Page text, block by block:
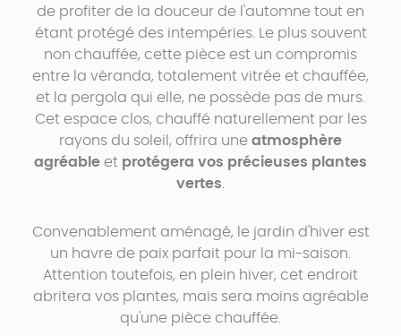
de profiter de la douceur de l'automne tout en
étant protégé des intempéries. Le plus souvent
non chauffée, cette pièce est un compromis
entre la véranda, totalement vitrée et chauffée,
et la pergola qui elle, ne possède pas de murs.
Cet espace clos, chauffé naturellement par les
rayons du soleil, offrira une atmosphère
agréable et protégera vos précieuses plantes
vertes
Convenablement aménagé, le jardin d'hiver est
un havre de paix parfait pour la mi-saison.
Attention toutefois, en plein hiver, cet endroit
abritera vos plantes, mais sera moins agréable
qu'une pièce chauffée.